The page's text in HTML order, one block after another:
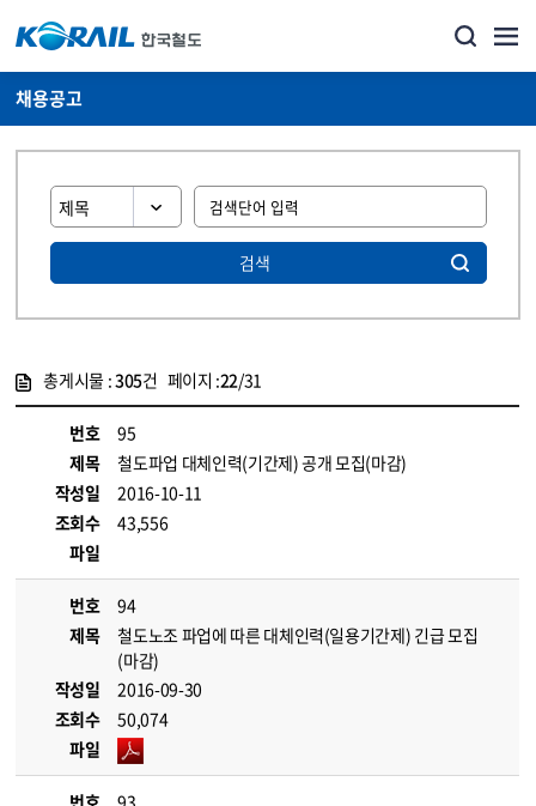
채용공고
검색
총게시물 :305건 페이지 :22/31
번호
95
제목
철도파업 대체인력(기간제) 공개 모집(마감)
작성일
2016-10-11
조회수
43,556
파일
번호
94
제목
철도노조 파업에 따른 대체인력(일용기간제) 긴급 모집
(마감)
작성일
2016-09-30
조회수
50,074
파일
번호
93